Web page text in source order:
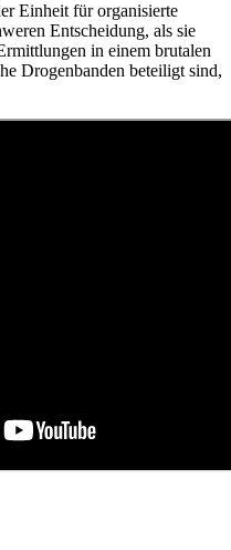
Einheit für organisierte
Entscheidung, als sie
in einem brutalen
Drogenbanden beteiligt sind,